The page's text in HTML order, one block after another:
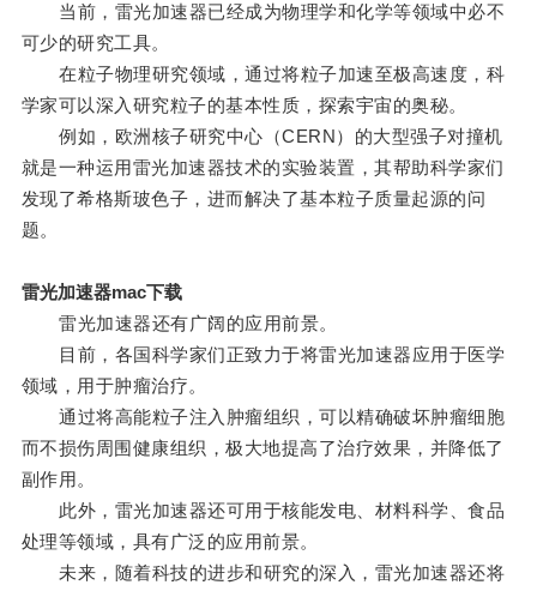
当前，雷光加速器已经成为物理学和化学等领域中必不
可少的研究工具。
在粒子物理研究领域，通过将粒子加速至极高速度，科
学家可以深入研究粒子的基本性质，探索宇宙的奥秘。
例如，欧洲核子研究中心（CERN）的大型强子对撞机
就是一种运用雷光加速器技术的实验装置，其帮助科学家们
发现了希格斯玻色子，进而解决了基本粒子质量起源的问
题。
雷光加速器mac下载
雷光加速器还有广阔的应用前景。
目前，各国科学家们正致力于将雷光加速器应用于医学
领域，用于肿瘤治疗。
通过将高能粒子注入肿瘤组织，可以精确破坏肿瘤细胞
而不损伤周围健康组织，极大地提高了治疗效果，并降低了
副作用。
此外，雷光加速器还可用于核能发电、材料科学、食品
处理等领域，具有广泛的应用前景。
未来，随着科技的进步和研究的深入，雷光加速器还将